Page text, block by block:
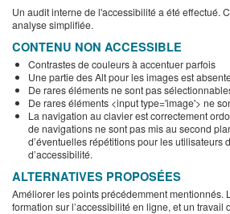
Un audit interne de l'accessibilité a été effectué.
analyse simplifiée.
CONTENU NON ACCESSIBLE
Contrastes de couleurs à accentuer parfois
Une partie des Alt pour les images est
De rares éléments ne sont pas
De rares éléments <input type='image'> ne
La navigation au clavier est correctement
de navigations ne sont pas mis au second
d’éventuelles répétitions pour les utilisateurs
d’accessibilité.
ALTERNATIVES PROPOSÉES
Améliorer les points précédemment mentionnés.
formation sur l’accessibilité en ligne, et un travail